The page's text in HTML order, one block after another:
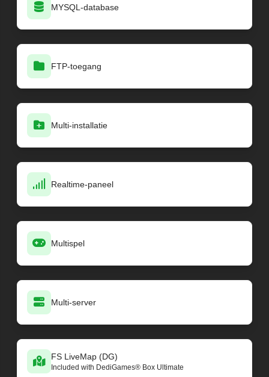
MYSQL-database
FTP-toegang
Multi-installatie
Realtime-paneel
Multispel
Multi-server
FS LiveMap (DG)
Included with DediGames® Box Ultimate